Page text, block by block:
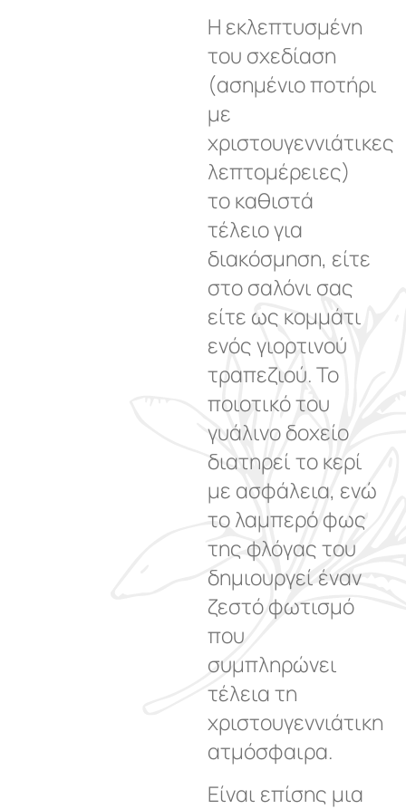
Η εκλεπτυσμένη
του σχεδίαση
(ασημένιο ποτήρι
με
χριστουγεννιάτικες
λεπτομέρειες)
το καθιστά
τέλειο για
διακόσμηση, είτε
στο σαλόνι σας
είτε ως κομμάτι
ενός γιορτινού
τραπεζιού. Το
ποιοτικό του
γυάλινο δοχείο
διατηρεί το κερί
με ασφάλεια, ενώ
το λαμπερό φως
της φλόγας του
δημιουργεί έναν
ζεστό φωτισμό
που
συμπληρώνει
τέλεια τη
χριστουγεννιάτικη
ατμόσφαιρα.
Είναι επίσης μια